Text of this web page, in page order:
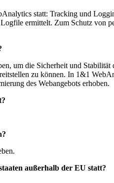
statt: Tracking und
ermittelt. Zum Schutz von
um die Sicherheit und
zu können. In 1&1
des Webangebots erhoben.
außerhalb der EU statt?